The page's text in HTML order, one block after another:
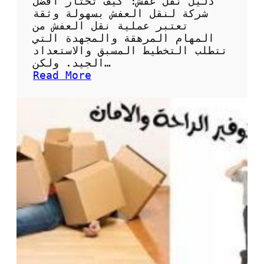
ا
ل
ا
ت
ر
شركة لنقل العفش بسهولة وثقة
تعتبر عملية نقل العفش من
المهام المرهقة والمجهدة التي
تتطلب التخطيط المسبق والاستعداد
الجيد. ولكن…
Read More
ي
ل
ن
ق
ل
ش
: